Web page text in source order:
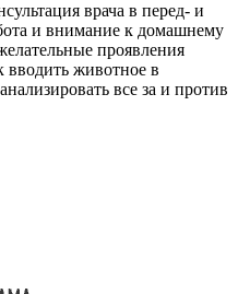
врача в перед- и
и внимание к домашнему
проявления
вводить животное в
все за и против